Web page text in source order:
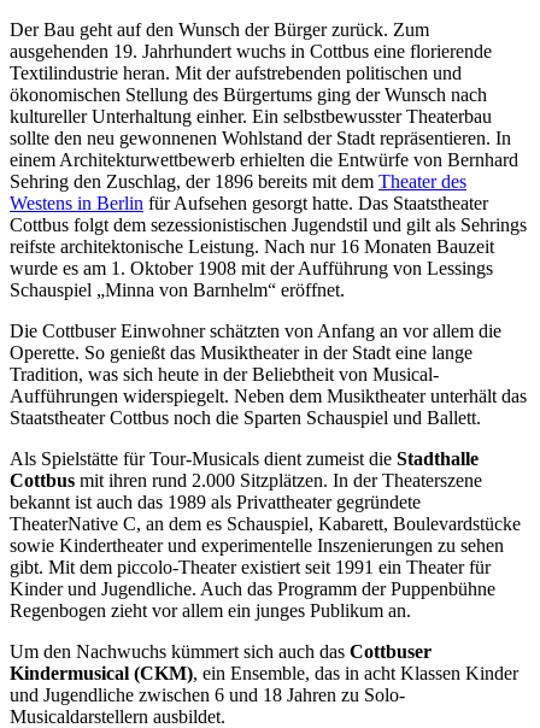
Der Bau geht auf den Wunsch der Bürger zurück. Zum
ausgehenden 19. Jahrhundert wuchs in Cottbus eine florierende
Textilindustrie heran. Mit der aufstrebenden politischen und
ökonomischen Stellung des Bürgertums ging der Wunsch nach
kultureller Unterhaltung einher. Ein selbstbewusster Theaterbau
sollte den neu gewonnenen Wohlstand der Stadt repräsentieren. In
einem Architekturwettbewerb erhielten die Entwürfe von Bernhard
Sehring den Zuschlag, der 1896 bereits mit dem Theater des
Westens in Berlin für Aufsehen gesorgt hatte. Das Staatstheater
Cottbus folgt dem sezessionistischen Jugendstil und gilt als Sehrings
reifste architektonische Leistung. Nach nur 16 Monaten Bauzeit
wurde es am 1. Oktober 1908 mit der Aufführung von Lessings
Schauspiel „Minna von Barnhelm“ eröffnet.
Die Cottbuser Einwohner schätzten von Anfang an vor allem die
Operette. So genießt das Musiktheater in der Stadt eine lange
Tradition, was sich heute in der Beliebtheit von Musical-
Aufführungen widerspiegelt. Neben dem Musiktheater unterhält das
Staatstheater Cottbus noch die Sparten Schauspiel und Ballett.
Als Spielstätte für Tour-Musicals dient zumeist die Stadthalle
Cottbus mit ihren rund 2.000 Sitzplätzen. In der Theaterszene
bekannt ist auch das 1989 als Privattheater gegründete
TheaterNative C, an dem es Schauspiel, Kabarett, Boulevardstücke
sowie Kindertheater und experimentelle Inszenierungen zu sehen
gibt. Mit dem piccolo-Theater existiert seit 1991 ein Theater für
Kinder und Jugendliche. Auch das Programm der Puppenbühne
Regenbogen zieht vor allem ein junges Publikum an.
Um den Nachwuchs kümmert sich auch das Cottbuser
Kindermusical (CKM), ein Ensemble, das in acht Klassen Kinder
und Jugendliche zwischen 6 und 18 Jahren zu Solo-
Musicaldarstellern ausbildet.